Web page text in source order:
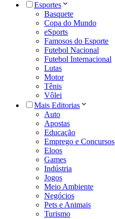
Esportes
Basquete
Copa do Mundo
eSports
Famosos do Esporte
Futebol Nacional
Futebol Internacional
Lutas
Motor
Tênis
Vôlei
Mais Editorias
Auto
Apostas
Educação
Emprego e Concursos
Eloos
Games
Indústria
Jogos
Meio Ambiente
Negócios
Pets e Animais
Turismo